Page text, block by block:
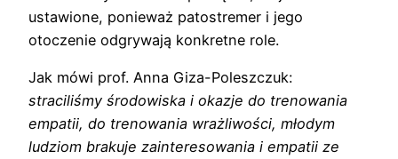
ustawione, ponieważ patostremer i jego
otoczenie odgrywają konkretne role.
Jak mówi prof. Anna Giza-Poleszczuk:
straciliśmy środowiska i okazje do trenowania
empatii, do trenowania wrażliwości, młodym
ludziom brakuje zainteresowania i empatii ze